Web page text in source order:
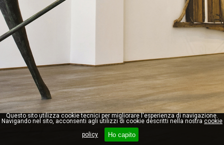
Questo sito utilizza cookie tecnici per migliorare l'esperienza di navigazione.
Navigando nel sito, acconsenti agli utilizzi di cookie descritti nella nostra cookie
policy
Ho capito